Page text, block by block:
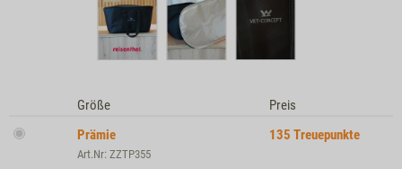
Größe
Preis
Prämie
Art.Nr: ZZTP355
135 Treuepunkte